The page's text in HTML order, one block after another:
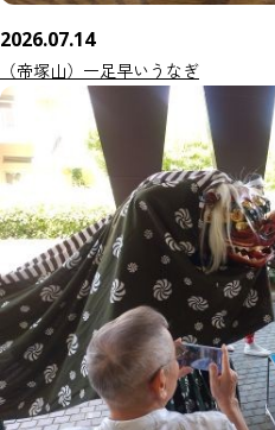
2026.07.14
（帝塚山）一足早いうなぎ